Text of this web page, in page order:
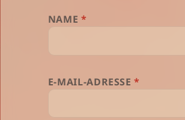
NAME *
E-MAIL-ADRESSE*